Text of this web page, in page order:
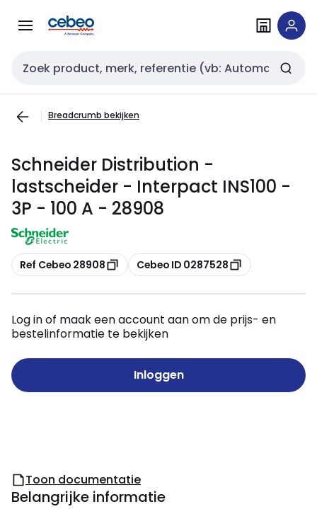
naar
naar
Zoekveld invoer
Breadcrumb bekijken
Schneider Distribution -
lastscheider - Interpact INS100 -
3P - 100 A - 28908
Kopiëren
Ref Cebeo 28908 Kopiëren
Cebeo ID 0287528
Log in of maak een account aan om de prijs- en
bestelinformatie te bekijken
Inloggen
Toon documentatie
Belangrijke informatie